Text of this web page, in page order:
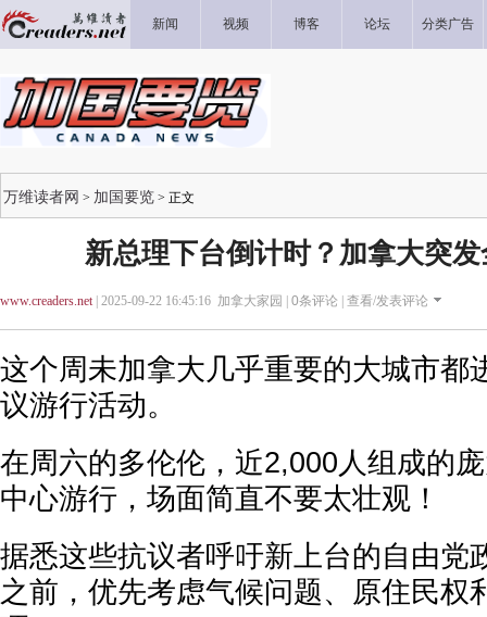
新闻 视频 博客 论坛 分类广告
万维读者网 > 加国要览 > 正文
新总理下台倒计时？加拿大突
www.creaders.net| 2025-09-22 16:45:16 加拿大家园 | 0条评论 | 查看/发表评论
这个周未加拿大几乎重要的大城市都
议游行活动。
在周六的多伦伦，近2,000人组成的
中心游行，场面简直不要太壮观！
据悉这些抗议者呼吁新上台的自由党
之前，优先考虑气候问题、原住民权